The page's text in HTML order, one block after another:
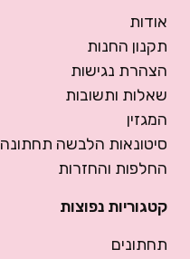
אודות
תקנון החנות
הצהרת נגישות
שאלות ותשובות
המגזין
סיטונאות הלבשה תחתונה
החלפות והחזרות
קטגוריות נפוצות
תחתונים